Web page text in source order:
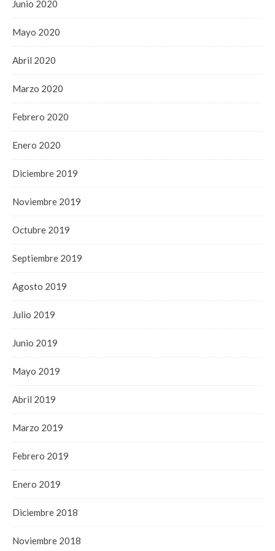
Junio 2020
Mayo 2020
Abril 2020
Marzo 2020
Febrero 2020
Enero 2020
Diciembre 2019
Noviembre 2019
Octubre 2019
Septiembre 2019
Agosto 2019
Julio 2019
Junio 2019
Mayo 2019
Abril 2019
Marzo 2019
Febrero 2019
Enero 2019
Diciembre 2018
Noviembre 2018